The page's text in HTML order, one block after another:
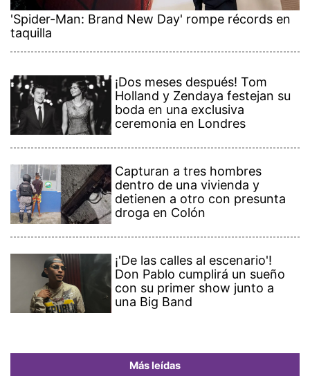
'Spider-Man: Brand New Day' rompe récords en
taquilla
¡Dos meses después! Tom
Holland y Zendaya festejan su
boda en una exclusiva
ceremonia en Londres
Capturan a tres hombres
dentro de una vivienda y
detienen a otro con presunta
droga en Colón
¡'De las calles al escenario'!
Don Pablo cumplirá un sueño
con su primer show junto a
una Big Band
Más leídas